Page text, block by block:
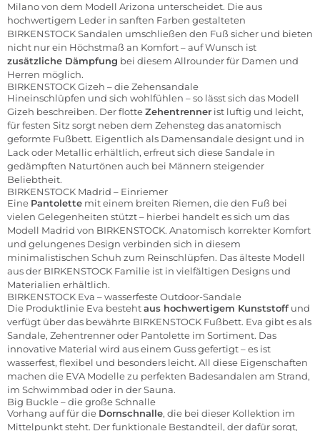
Milano von dem Modell Arizona unterscheidet. Die aus
hochwertigem Leder in sanften Farben gestalteten
BIRKENSTOCK Sandalen umschließen den Fuß sicher und bieten
nicht nur ein Höchstmaß an Komfort – auf Wunsch ist
zusätzliche Dämpfung bei diesem Allrounder für Damen und
Herren möglich.
BIRKENSTOCK Gizeh – die Zehensandale
Hineinschlüpfen und sich wohlfühlen – so lässt sich das Modell
Gizeh beschreiben. Der flotteZehentrenner ist luftig und leicht,
für festen Sitz sorgt neben dem Zehensteg das anatomisch
geformte Fußbett. Eigentlich als Damensandale designt und in
Lack oder Metallic erhältlich, erfreut sich diese Sandale in
gedämpften Naturtönen auch bei Männern steigender
Beliebtheit.
BIRKENSTOCK Madrid – Einriemer
Eine Pantolette mit einem breiten Riemen, die den Fuß bei
vielen Gelegenheiten stützt – hierbei handelt es sich um das
Modell Madrid von BIRKENSTOCK. Anatomisch korrekter Komfort
und gelungenes Design verbinden sich in diesem
minimalistischen Schuh zum Reinschlüpfen. Das älteste Modell
aus der BIRKENSTOCK Familie ist in vielfältigen Designs und
Materialien erhältlich.
BIRKENSTOCK Eva – wasserfeste Outdoor-Sandale
Die Produktlinie Eva bestehtaus hochwertigem Kunststoff und
verfügt über das bewährte BIRKENSTOCK Fußbett. Eva gibt es als
Sandale, Zehentrenner oder Pantolette im Sortiment. Das
innovative Material wird aus einem Guss gefertigt – es ist
wasserfest, flexibel und besonders leicht. All diese Eigenschaften
machen die EVA Modelle zu perfekten Badesandalen am Strand,
im Schwimmbad oder in der Sauna.
Big Buckle – die große Schnalle
Vorhang auf für die Dornschnalle, die bei dieser Kollektion im
Mittelpunkt steht. Der funktionale Bestandteil, der dafür sorgt,